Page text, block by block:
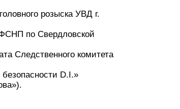
розыска УВД г.
по Свердловской
Следственного комитета
D.I.»